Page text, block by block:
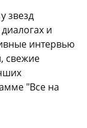
звезд
и
интервью
свежие
"Все на